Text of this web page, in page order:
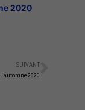
2020
SUIVANT
2020